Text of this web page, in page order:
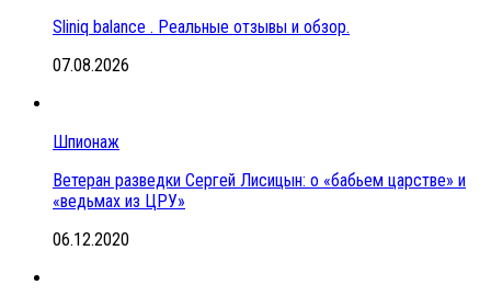
Sliniq balance . Реальные отзывы и обзор.
07.08.2026
Шпионаж
Ветеран разведки Сергей Лисицын: о «бабьем царстве» и
«ведьмах из ЦРУ»
06.12.2020